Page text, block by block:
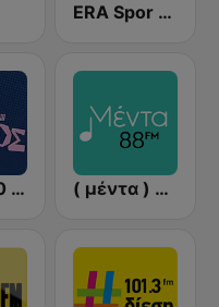
ERA Spor - ΕΡΑΣΠΟΡ
Skylos 90 FM ( μέντα ) Menta 88 FM